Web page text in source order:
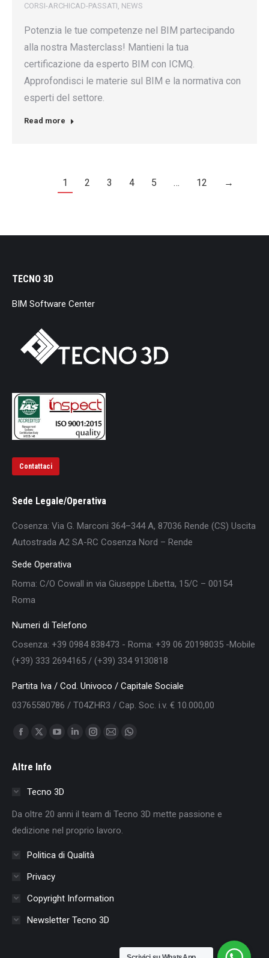
CORSI-ARCHICAD-PASSATI NEWS
Potenzia le tue competenze nel BIM partecipando
alla nostra Masterclass! Mantieni la tua
certificazione da esperto BIM con ICMQ.
Approfondisci le materie sul BIM e la normativa con
esperti del settore.
Read more
1 2 3 4 5 … 12 →
TECNO 3D
BIM Software Center
Contattaci
Sede Legale/Operativa
Cosenza: Via G. Marconi 364–344 A, 87036 Rende (CS) Uscita
Autostrada A2 SA-RC Cosenza Nord – Rende
Sede Operativa
Roma: C/O Cowall in via Giuseppe Libetta, 15/C – 00154
Roma
Numeri di Telefono
Cosenza: +39 0984 838473 - Roma: +39 06 20198035 -Mobile
(+39) 333 2694165 / (+39) 334 9130818
Partita Iva / Cod. Univoco / Capitale Sociale
03765580786 / T04ZHR3 / Cap. Soc. i.v. € 10.000,00
Find us on:
Facebook
opens
window
X
opens
window
YouTube
window
Linkedin
window
Instagram
window
Mail
window
Whatsapp
window
Altre Info
Tecno 3D
Da oltre 20 anni il team di Tecno 3D mette passione e
dedizione nel proprio lavoro.
Politica di Qualità
Privacy
Copyright Information
Newsletter Tecno 3D